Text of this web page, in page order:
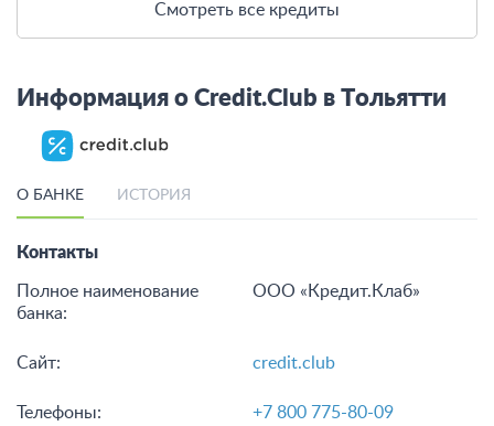
Смотреть все кредиты
Информация о Credit.Club в Тольятти
О БАНКЕ ИСТОРИЯ
Контакты
Полное наименование
банка:
ООО «Кредит.Клаб»
Сайт: credit.club
Телефоны: +7 800 775-80-09